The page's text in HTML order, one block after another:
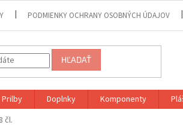
PODMIENKY OCHRANY OSOBNÝCH ÚDAJOV
HĽADAŤ
Prilby Doplnky Komponenty
čl.